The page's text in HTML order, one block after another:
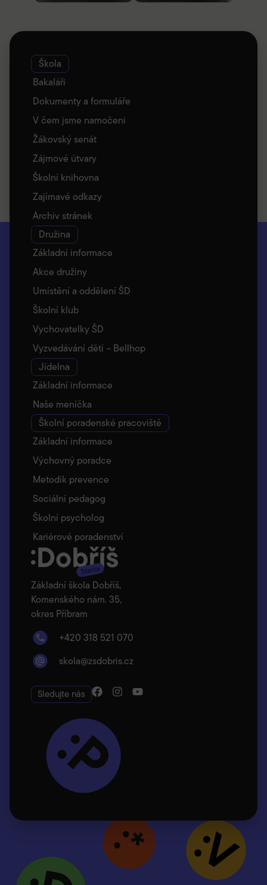
Základní škola Dobříš,
Komenského nám. 35,
okres Příbram
+420 318 521 070
skola@zsdobris.cz
Sledujte nás
Škola
Bakaláři
Dokumenty a formuláře
V čem jsme namočeni
Žákovský senát
Zájmové útvary
Školní knihovna
Zajímavé odkazy
Archiv stránek
Družina
Základní informace
Akce družiny
Umístění a oddělení ŠD
Školní klub
Vychovatelky ŠD
Vyzvedávání dětí – Bellhop
Jídelna
Základní informace
Naše meníčka
Školní poradenské pracoviště
Základní informace
Výchovný poradce
Metodik prevence
Sociální pedagog
Školní psycholog
Kariérové poradenství